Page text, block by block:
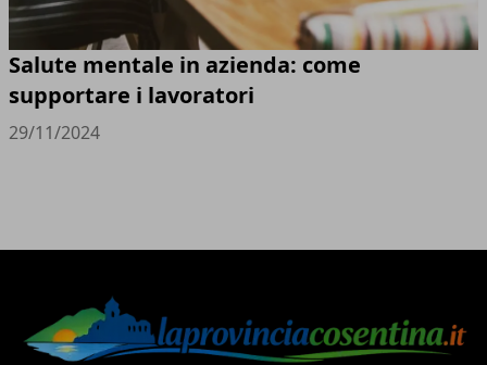
Salute mentale in azienda: come
supportare i lavoratori
29/11/2024